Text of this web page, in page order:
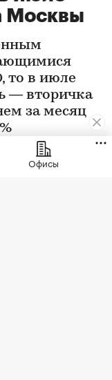
Москвы
то в июле
— вторичка
за месяц
Офисы